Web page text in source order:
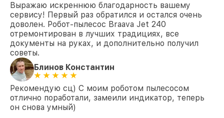
Выражаю искреннюю благодарность вашему
сервису! Первый раз обратился и остался очень
доволен. Робот-пылесос Braava Jet 240
отремонтирован в лучших традициях, все
документы на руках, и дополнительно получил
советы.
Блинов Константин
Рекомендую сц) С моим роботом пылесосом
отлично поработали, замеили индикатор, теперь
он снова умный)